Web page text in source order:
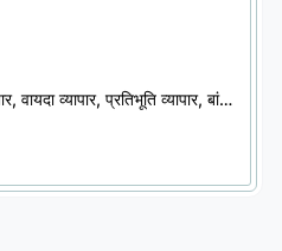
विदेशी मुद्रा व्यापार, वायदा व्यापार, प्रतिभूति व्यापार, बांड व्यापार, विकल्प व्यापार